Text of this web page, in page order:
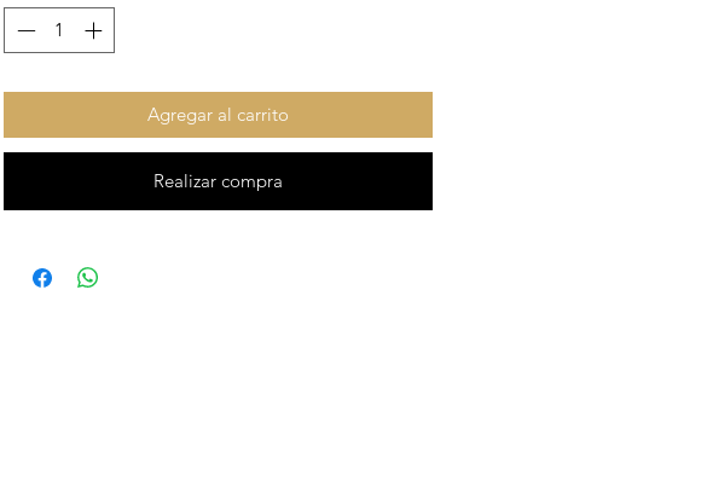
Agregar al carrito
Realizar compra